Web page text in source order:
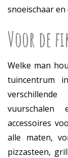
snoeischaar
Voor de
Welke man
tuincentrum
vuurschalen
accessoires
alle maten,
pizzasteen,